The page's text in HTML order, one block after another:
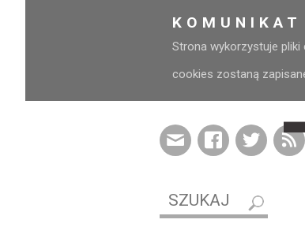
KOMUNIKAT
Strona wykorzystuje
cookies zostaną